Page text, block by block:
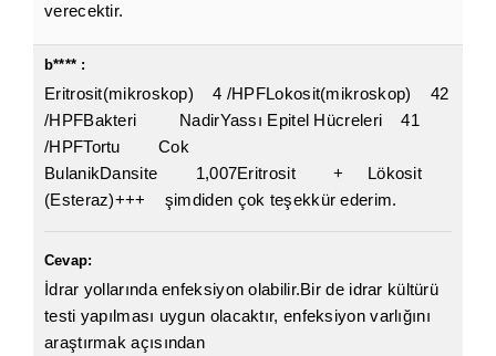
verecektir.
b**** :
Eritrosit(mikroskop) 4 /HPFLokosit(mikroskop) 42
/HPFBakteri NadirYassı Epitel Hücreleri 41
/HPFTortu Cok
BulanikDansite 1,007Eritrosit + Lökosit
(Esteraz)+++ şimdiden çok teşekkür ederim.
Cevap:
İdrar yollarında enfeksiyon olabilir.Bir de idrar kültürü
testi yapılması uygun olacaktır, enfeksiyon varlığını
araştırmak açısından